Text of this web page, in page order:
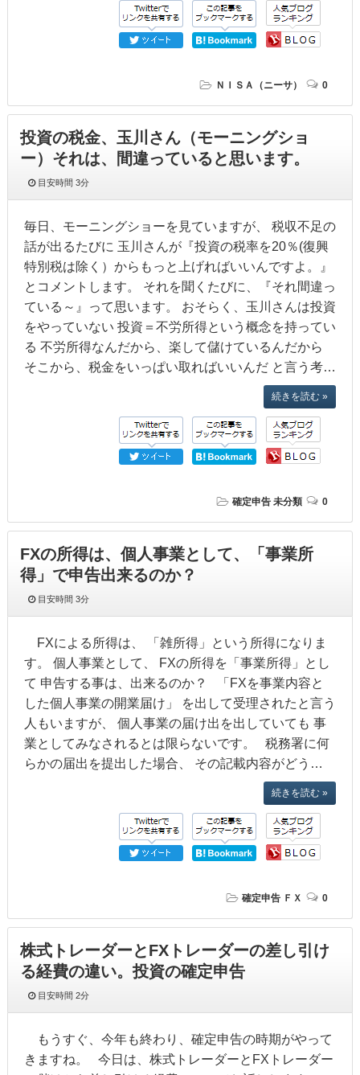
ＮＩＳＡ（ニーサ） 0
投資の税金、玉川さん（モーニングショ
ー）それは、間違っていると思います。
目安時間3分
毎日、モーニングショーを見ていますが、 税収不足の
話が出るたびに 玉川さんが『投資の税率を20％(復興
特別税は除く）からもっと上げればいいんですよ。』
とコメントします。 それを聞くたびに、『それ間違っ
ている～』って思います。 おそらく、玉川さんは投資
をやっていない 投資＝不労所得という概念を持ってい
る 不労所得なんだから、楽して儲けているんだから
そこから、税金をいっぱい取ればいいんだ と言う考…
続きを読む »
確定申告 未分類 0
FXの所得は、個人事業として、「事業所
得」で申告出来るのか？
目安時間3分
FXによる所得は、 「雑所得」という所得になりま
す。 個人事業として、 FXの所得を「事業所得」とし
て 申告する事は、出来るのか？ 「FXを事業内容と
した個人事業の開業届け」 を出して受理されたと言う
人もいますが、 個人事業の届け出を出していても 事
業としてみなされるとは限らないです。 税務署に何
らかの届出を提出した場合、 その記載内容がどう…
続きを読む »
確定申告 ＦＸ 0
株式トレーダーとFXトレーダーの差し引け
る経費の違い。投資の確定申告
目安時間2分
もうすぐ、今年も終わり、確定申告の時期がやって
きますね。 今日は、株式トレーダーとFXトレーダー